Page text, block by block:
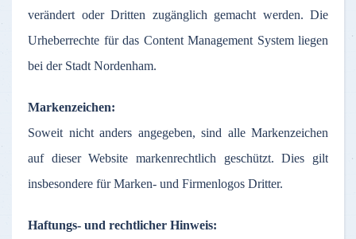
verändert oder Dritten zugänglich gemacht werden. Die
Urheberrechte für das Content Management System liegen
bei der Stadt Nordenham.
Markenzeichen:
Soweit nicht anders angegeben, sind alle Markenzeichen
auf dieserWebsitemarkenrechtlich geschützt. Dies gilt
insbesondere für Marken- und Firmenlogos Dritter.
Haftungs- und rechtlicher Hinweis: